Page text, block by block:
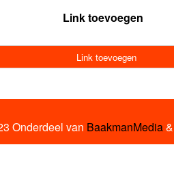
Link toevoegen
Link toevoegen
Onderdeel van BaakmanMedia&